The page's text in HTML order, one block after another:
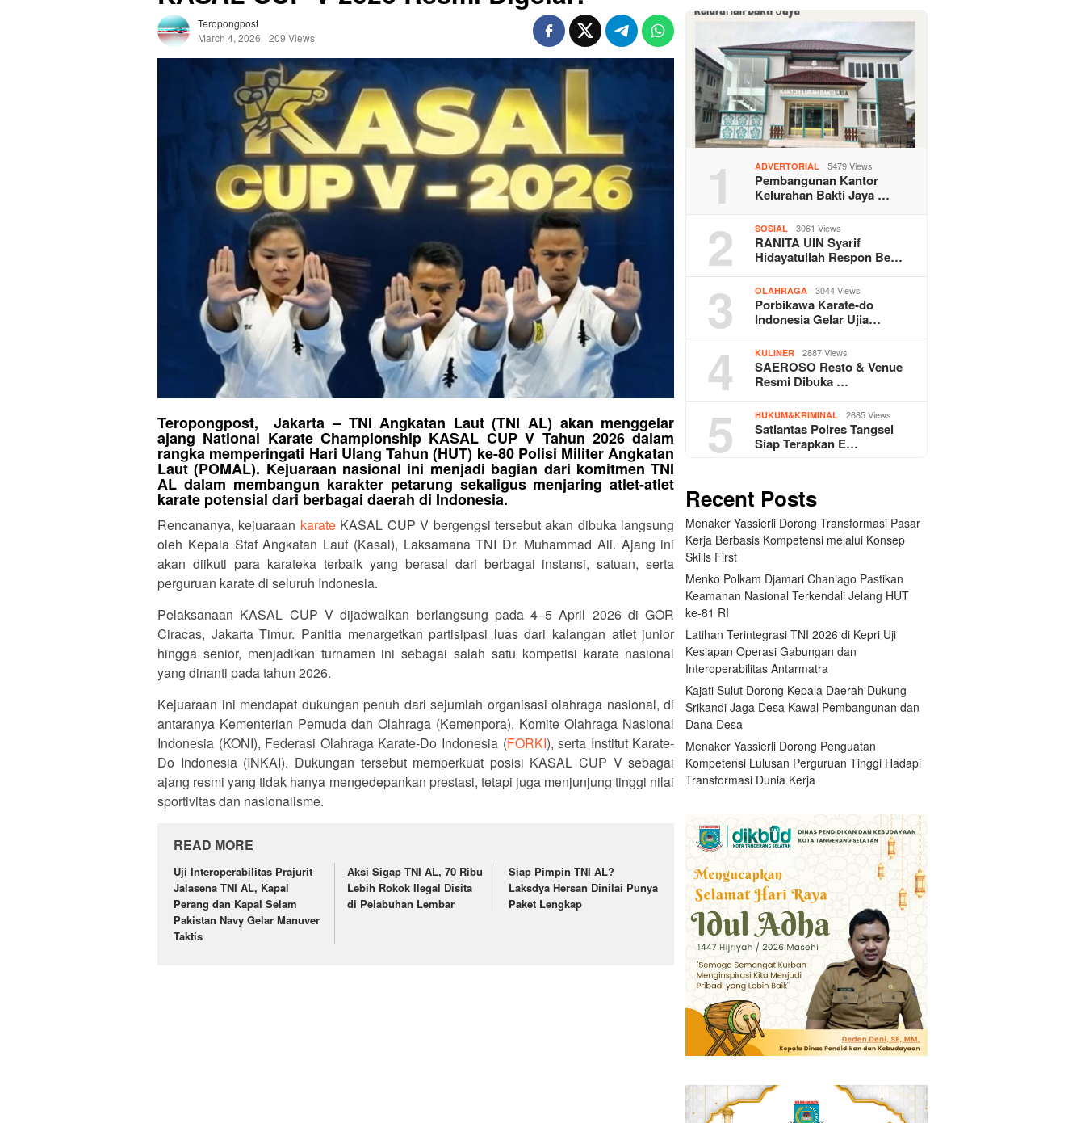
Teropongpost
March 4, 2026
209 Views
Teropongpost, Jakarta – TNI Angkatan Laut (TNI AL) akan menggelar
ajang National Karate Championship KASAL CUP V Tahun 2026 dalam
rangka memperingati Hari Ulang Tahun (HUT) ke-80 Polisi Militer Angkatan
Laut (POMAL). Kejuaraan nasional ini menjadi bagian dari komitmen TNI
AL dalam membangun karakter petarung sekaligus menjaring atlet-atlet
karate potensial dari berbagai daerah di Indonesia.
Rencananya, kejuaraan karateKASAL CUP V bergengsi tersebut akan dibuka langsung
oleh Kepala Staf Angkatan Laut (Kasal), Laksamana TNI Dr. Muhammad Ali. Ajang ini
akan diikuti para karateka terbaik yang berasal dari berbagai instansi, satuan, serta
perguruan karate di seluruh Indonesia.
Pelaksanaan KASAL CUP V dijadwalkan berlangsung pada 4–5 April 2026 di GOR
Ciracas, Jakarta Timur. Panitia menargetkan partisipasi luas dari kalangan atlet junior
hingga senior, menjadikan turnamen ini sebagai salah satu kompetisi karate nasional
yang dinanti pada tahun 2026.
Kejuaraan ini mendapat dukungan penuh dari sejumlah organisasi olahraga nasional, di
antaranya Kementerian Pemuda dan Olahraga (Kemenpora), Komite Olahraga Nasional
Indonesia (KONI), Federasi Olahraga Karate-Do Indonesia (FORKI), serta Institut Karate-
Do Indonesia (INKAI). Dukungan tersebut memperkuat posisi KASAL CUP V sebagai
ajang resmi yang tidak hanya mengedepankan prestasi, tetapi juga menjunjung tinggi nilai
sportivitas dan nasionalisme.
READ MORE
Uji Interoperabilitas Prajurit
Jalasena TNI AL, Kapal
Perang dan Kapal Selam
Pakistan Navy Gelar Manuver
Taktis
Aksi Sigap TNI AL, 70 Ribu
Lebih Rokok Ilegal Disita
di Pelabuhan Lembar
Siap Pimpin TNI AL?
Laksdya Hersan Dinilai Punya
Paket Lengkap
1 ADVERTORIAL 5479 Views
Pembangunan Kantor
Kelurahan Bakti Jaya …
2 SOSIAL 3061 Views
RANITA UIN Syarif
Hidayatullah Respon Be…
3 OLAHRAGA 3044 Views
Porbikawa Karate-do
Indonesia Gelar Ujia…
4 KULINER 2887 Views
SAEROSO Resto & Venue
Resmi Dibuka …
5 HUKUM&KRIMINAL 2685 Views
Satlantas Polres Tangsel
Siap Terapkan E…
Recent Posts
Menaker Yassierli Dorong Transformasi Pasar
Kerja Berbasis Kompetensi melalui Konsep
Skills First
Menko Polkam Djamari Chaniago Pastikan
Keamanan Nasional Terkendali Jelang HUT
ke-81 RI
Latihan Terintegrasi TNI 2026 di Kepri Uji
Kesiapan Operasi Gabungan dan
Interoperabilitas Antarmatra
Kajati Sulut Dorong Kepala Daerah Dukung
Srikandi Jaga Desa Kawal Pembangunan dan
Dana Desa
Menaker Yassierli Dorong Penguatan
Kompetensi Lulusan Perguruan Tinggi Hadapi
Transformasi Dunia Kerja